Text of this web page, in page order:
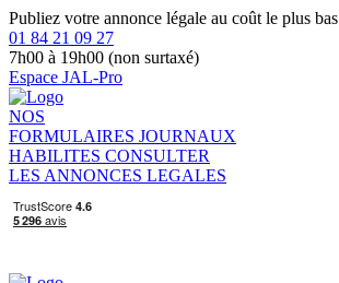
Publiez votre annonce légale au coût le plus bas
01 84 21 09 27
7h00 à 19h00 (non surtaxé)
Espace JAL-Pro
NOS
FORMULAIRES JOURNAUX
HABILITES CONSULTER
LES ANNONCES LEGALES